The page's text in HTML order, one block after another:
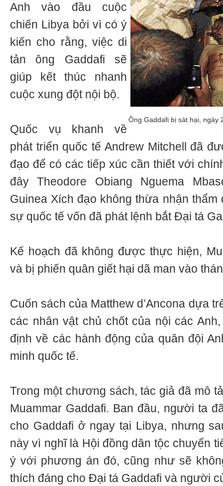
Ông Gaddafi bị sát hại, ngày
Anh vào đầu cuộc
chiến Libya bởi vì có ý
kiến cho rằng, việc di
tản ông Gaddafi sẽ
giúp kết thúc nhanh
cuộc xung đột nội bộ.
Quốc vụ khanh về
phát triển quốc tế Andrew Mitchell đã
đạo để có các tiếp xúc cần thiết với
đây Theodore Obiang Nguema
Guinea Xích đạo không thừa nhận
sự quốc tế vốn đã phát lệnh bắt Đại tá
Kế hoạch đã không được thực hiện,
và bị phiến quân giết hại dã man vào
Cuốn sách của Matthew d’Ancona dựa
các nhân vật chủ chốt của nội các
định về các hành động của quân đội
minh quốc tế.
Trong một chương sách, tác giả đã mô
Muammar Gaddafi. Ban đầu, người ta
cho Gaddafi ở ngay tại Libya, nhưng
này vì nghĩ là Hội đồng dân tộc chuyển
ý với phương án đó, cũng như sẽ
thích đáng cho Đại tá Gaddafi và người